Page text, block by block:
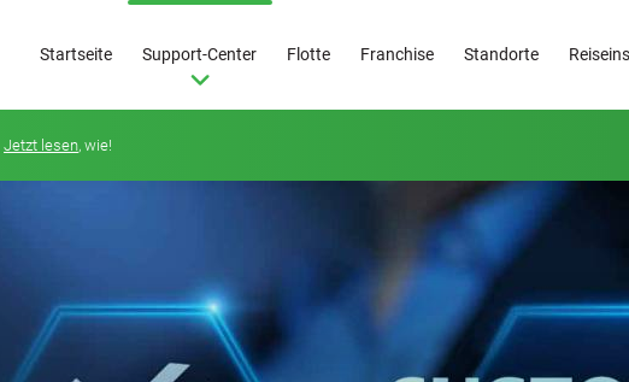
Startseite Support-Center Flotte Franchise Standorte
Jetzt lesen, wie!